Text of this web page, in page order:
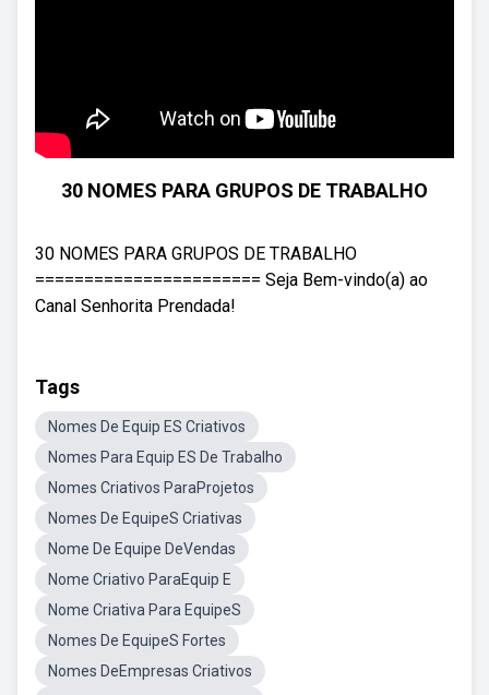
30 NOMES PARA GRUPOS DE TRABALHO
30 NOMES PARA GRUPOS DE TRABALHO
======================= Seja Bem-vindo(a) ao
Canal Senhorita Prendada!
Tags
Nomes De Equip ES Criativos
Nomes Para Equip ES De Trabalho
Nomes Criativos ParaProjetos
Nomes De EquipeS Criativas
Nome De Equipe DeVendas
Nome Criativo ParaEquip E
Nome Criativa Para EquipeS
Nomes De EquipeS Fortes
Nomes DeEmpresas Criativos